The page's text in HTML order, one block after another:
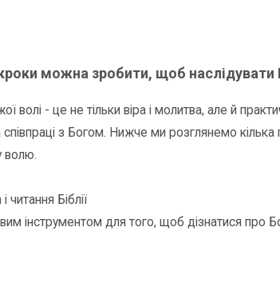
кроки можна зробити, щоб
волі - це не тільки віра і молитва, але й
співпраці з Богом. Нижче ми розглянемо
волю.
читання Біблії
інструментом для того, щоб дізнатися про